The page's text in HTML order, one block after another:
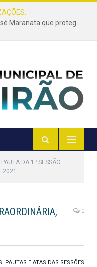
Projeto de autoria do presidente Gessé Maranata que protege as estradas vicinais de Trairão é transformado em lei
PAUTA DA 1ª SESSÃO
2021
0
, PAUTAS E ATAS DAS SESSÕES